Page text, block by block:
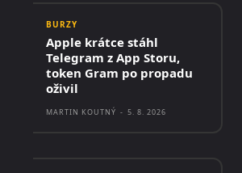
BURZY
Apple krátce stáhl
Telegram z App Storu,
token Gram po propadu
oživil
MARTIN KOUTNÝ - 5. 8. 2026